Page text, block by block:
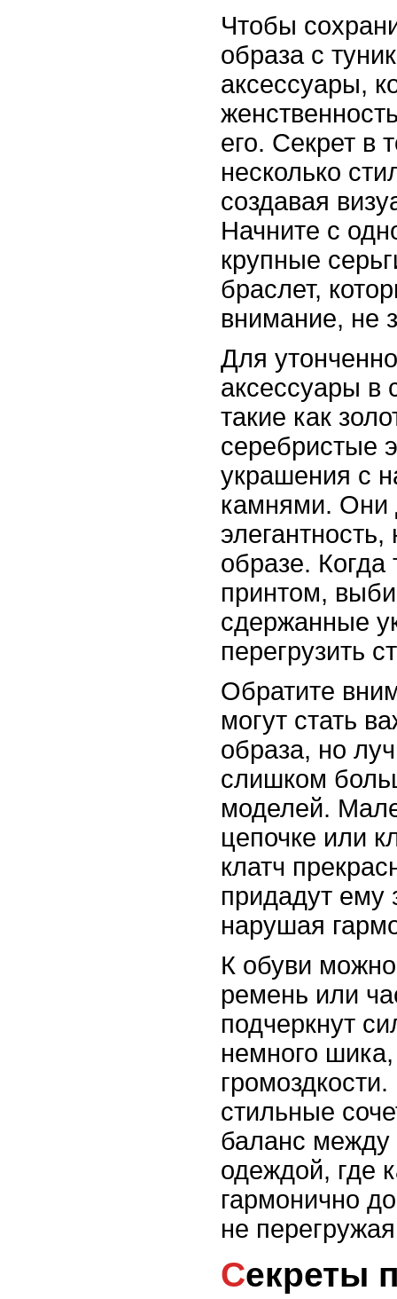
Чтобы
образа с
аксессуары,
его. Секрет в
несколько
создавая
Начните с
крупные
браслет,
внимание, не
Для
аксессуары в
такие как
серебристые
украшения с
камнями. Они
образе. Когда
принтом,
сдержанные
перегрузить
Обратите
могут стать
образа, но
слишком
моделей.
цепочке или
клатч
придадут ему
нарушая
К обуви
ремень или
подчеркнут
немного
стильные
баланс между
одеждой, где
гармонично
не
Секреты правильного